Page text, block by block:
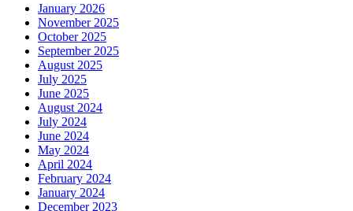
January 2026
November 2025
October 2025
September 2025
August 2025
July 2025
June 2025
August 2024
July 2024
June 2024
May 2024
April 2024
February 2024
January 2024
December 2023